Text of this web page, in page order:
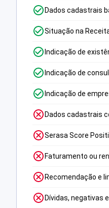
Dados cadastrais
Situação na
Indicação de
Indicação de
Indicação de
Dados cadastrais
Serasa Score
Faturamento ou
Recomendação e
Dívidas, negativas